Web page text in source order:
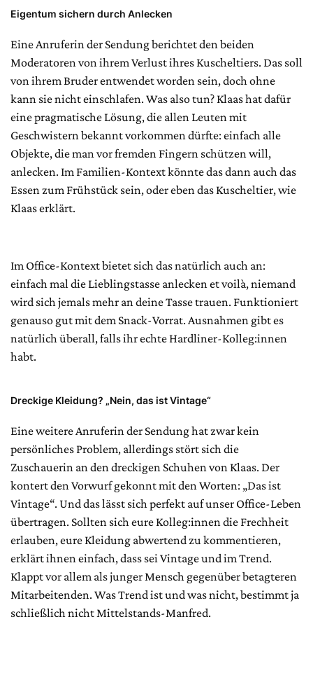
Eigentum sichern durch Anlecken
Eine Anruferin der Sendung berichtet den beiden
Moderatoren von ihrem Verlust ihres Kuscheltiers. Das soll
von ihrem Bruder entwendet worden sein, doch ohne
kann sie nicht einschlafen. Was also tun? Klaas hat dafür
eine pragmatische Lösung, die allen Leuten mit
Geschwistern bekannt vorkommen dürfte: einfach alle
Objekte, die man vor fremden Fingern schützen will,
anlecken. Im Familien-Kontext könnte das dann auch das
Essen zum Frühstück sein, oder eben das Kuscheltier, wie
Klaas erklärt.
Im Office-Kontext bietet sich das natürlich auch an:
einfach mal die Lieblingstasse anlecken et voilà, niemand
wird sich jemals mehr an deine Tasse trauen. Funktioniert
genauso gut mit dem Snack-Vorrat. Ausnahmen gibt es
natürlich überall, falls ihr echte Hardliner-Kolleg:innen
habt.
Dreckige Kleidung? „Nein, das ist Vintage“
Eine weitere Anruferin der Sendung hat zwar kein
persönliches Problem, allerdings stört sich die
Zuschauerin an den dreckigen Schuhen von Klaas. Der
kontert den Vorwurf gekonnt mit den Worten: „Das ist
Vintage“. Und das lässt sich perfekt auf unser Office-Leben
übertragen. Sollten sich eure Kolleg:innen die Frechheit
erlauben, eure Kleidung abwertend zu kommentieren,
erklärt ihnen einfach, dass sei Vintage und im Trend.
Klappt vor allem als junger Mensch gegenüber betagteren
Mitarbeitenden. Was Trend ist und was nicht, bestimmt ja
schließlich nicht Mittelstands-Manfred.